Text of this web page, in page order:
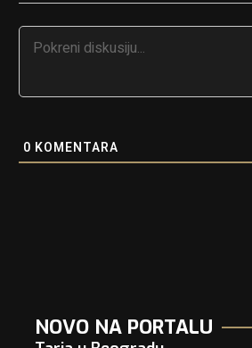
0 KOMENTARA
NOVO NA PORTALU